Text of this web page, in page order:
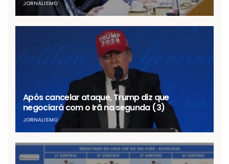
JORNALISMO
Após cancelar ataque, Trump diz que
negociará com o Irã na segunda (3)
JORNALISMO